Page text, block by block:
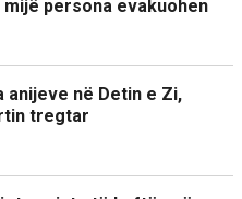
persona evakuohen
anijeve në Detin e Zi,
tregtar